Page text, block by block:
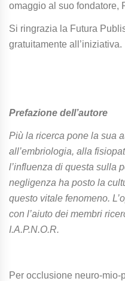
omaggio al suo fondatore,
Si ringrazia la Futura
gratuitamente all’iniziativa.
Prefazione dell’autore
Più la ricerca pone la sua
all’embriologia, alla
l’influenza di questa sulla
negligenza ha posto la
questo vitale fenomeno.
con l’aiuto dei membri
I.A.P.N.O.R.
Per occlusione neuro-